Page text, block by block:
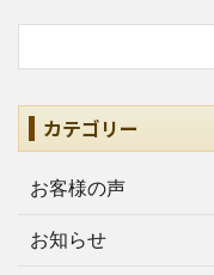
カテゴリー
お客様の声
お知らせ